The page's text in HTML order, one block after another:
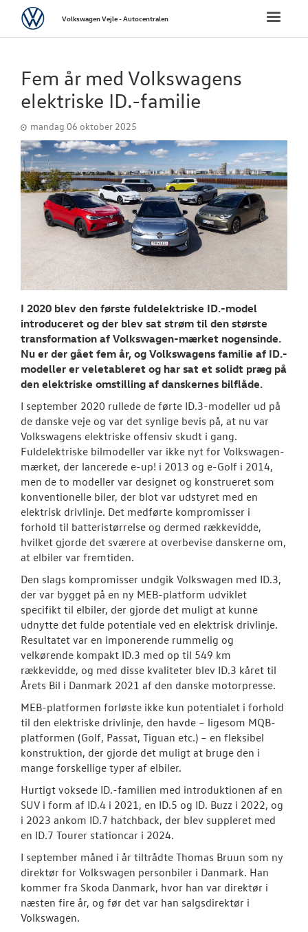
BRUGTE BILER
VÆRKSTED
SKADECENTER
Tilmeld dig
Danmarks
Aktuelt
TILBEHØR
OM OS
RESERVEDELE
VW
Toggle
VolkswagenVolkswagen Vejle - Autocentralen
Fem år med Volkswagens
elektriske ID.-familie
mandag 06 oktober 2025
I 2020 blev den første fuldelektriske ID.-model
introduceret og der blev sat strøm til den største
transformation af Volkswagen-mærket nogensinde.
Nu er der gået fem år, og Volkswagens familie af ID.-
modeller er veletableret og har sat et solidt præg på
den elektriske omstilling af danskernes bilflåde.
I september 2020 rullede de førte ID.3-modeller ud på
de danske veje og var det synlige bevis på, at nu var
Volkswagens elektriske offensiv skudt i gang.
Fuldelektriske bilmodeller var ikke nyt for Volkswagen-
mærket, der lancerede e-up! i 2013 og e-Golf i 2014,
men de to modeller var designet og konstrueret som
konventionelle biler, der blot var udstyret med en
elektrisk drivlinje. Det medførte kompromisser i
forhold til batteristørrelse og dermed rækkevidde,
hvilket gjorde det sværere at overbevise danskerne om,
at elbiler var fremtiden.
Den slags kompromisser undgik Volkswagen med ID.3,
der var bygget på en ny MEB-platform udviklet
specifikt til elbiler, der gjorde det muligt at kunne
udnytte det fulde potentiale ved en elektrisk drivlinje.
Resultatet var en imponerende rummelig og
velkørende kompakt ID.3 med op til 549 km
rækkevidde, og med disse kvaliteter blev ID.3 kåret til
Årets Bil i Danmark 2021 af den danske motorpresse.
MEB-platformen forløste ikke kun potentialet i forhold
til den elektriske drivlinje, den havde – ligesom MQB-
platformen (Golf, Passat, Tiguan etc.) – en fleksibel
konstruktion, der gjorde det muligt at bruge den i
mange forskellige typer af elbiler.
Hurtigt voksede ID.-familien med introduktionen af en
SUV i form af ID.4 i 2021, en ID.5 og ID. Buzz i 2022, og
i 2023 ankom ID.7 hatchback, der blev suppleret med
en ID.7 Tourer stationcar i 2024.
I september måned i år tiltrådte Thomas Bruun som ny
direktør for Volkswagen personbiler i Danmark. Han
kommer fra Skoda Danmark, hvor han var direktør i
næsten fire år, og før det var han salgsdirektør i
Volkswagen.